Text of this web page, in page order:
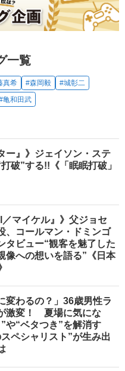
一覧
真希 #森岡毅
#城彰二
亀和田武
ー』》ジェイソン・ステ
破”する!!《「眠眠打破」
／マイケル』》父ジョセ
、コールマン・ドミンゴ
タビュー“観客を魅了した
像への想いを語る”《日本
変わるの？」36歳男性ラ
激変！ 夏場に気にな
や“ベタつき”を解消す
ペシャリスト”が生み出